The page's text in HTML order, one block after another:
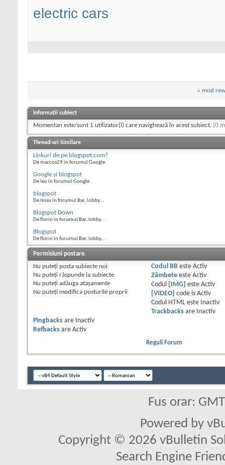
electric cars
« mod
Informații subiect
Momentan este/sunt 1 utilizator(i) care navighează în acest subiect. (0
Thread-uri Similare
Linkuri de pe blogspot.com?
De marcos29 în forumul Google
Google şi blogspot
De leo în forumul Google
blogspot
De misu în forumul Bar, lobby...
Blogspot Down
De florin în forumul Bar, lobby...
Blogspot
De florin în forumul Bar, lobby...
Permisiuni postare
Nu puteţi posta subiecte noi.
Nu puteţi răspunde la subiecte
Nu puteţi adăuga ataşamente
Nu puteţi modifica posturile proprii
Codul BBeste Activ
Zâmbeteeste Activ
Codul
[IMG] este Activ
[VIDEO]
code is Activ
Codul HTML este
Inactiv
Trackbacksare
Inactiv
Pingbacks are
Inactiv
Refbacks are Activ
Reguli Forum
Fus orar:
Powered by
Copyright © 2026 vBulletin
Search Engine